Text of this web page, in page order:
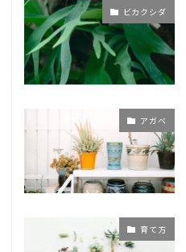
ビカクシダ
アガベ
育て方